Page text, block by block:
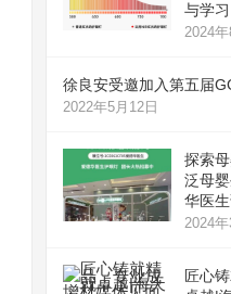
与学习
2024年
徐良安受邀加入第五届
2022年5月12日
探索
泛母
华医
2024年
匠心